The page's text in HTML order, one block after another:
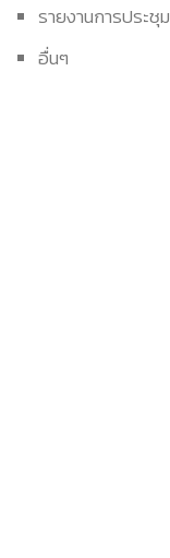
รายงานการประชุม
อื่นๆ